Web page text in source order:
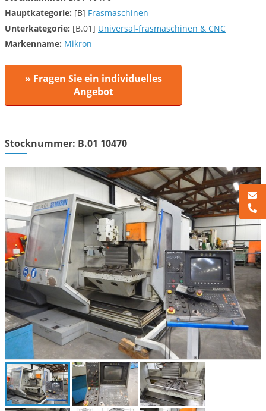
Hauptkategorie: [B] Frasmaschinen
Unterkategorie: [B.01] Universal-frasmaschinen & CNC
Markenname: Mikron
» Fragen Sie ein individuelles
Angebot
Stocknummer: B.01 10470